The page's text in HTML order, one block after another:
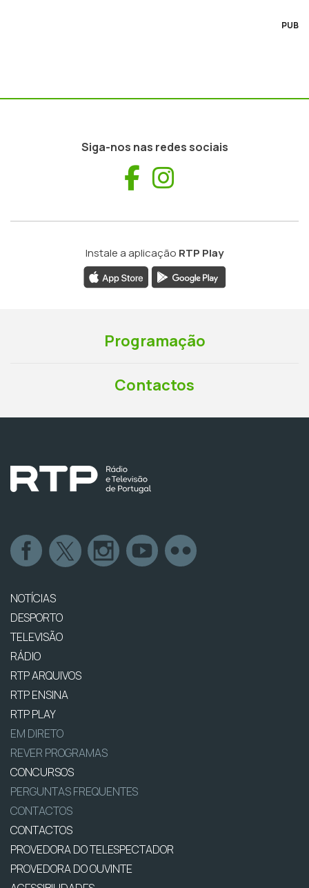
PUB
Siga-nos nas redes sociais
Facebook
Instale a aplicação RTP Play
Programação
Contactos
NOTÍCIAS
DESPORTO
TELEVISÃO
RÁDIO
RTP ARQUIVOS
RTP ENSINA
RTP PLAY
EM DIRETO
REVER PROGRAMAS
CONCURSOS
PERGUNTAS FREQUENTES
CONTACTOS
CONTACTOS
PROVEDORA DO TELESPECTADOR
PROVEDORA DO OUVINTE